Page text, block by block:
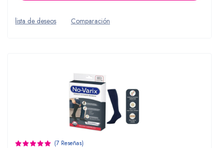
lista de deseos Comparación
(7 Reseñas)